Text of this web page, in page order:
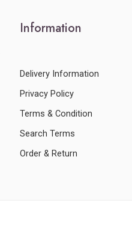
Information
Delivery Information
Privacy Policy
Terms & Condition
Search Terms
Order & Return